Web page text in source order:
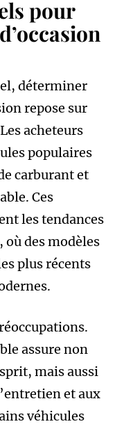
pour
déterminer
repose sur
acheteurs
populaires
carburant et
Ces
les tendances
des modèles
plus récents
assure non
mais aussi
et aux
véhicules